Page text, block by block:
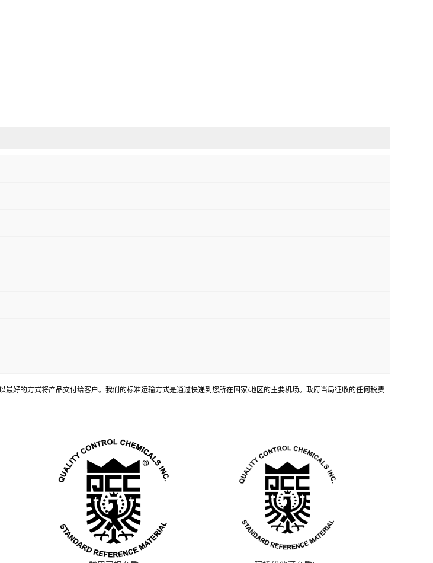
好的方式将产品交付给客户。我们的标准运输方式是通过快递到您所在国家/地区的主要机场。政府当局征收的任何税费